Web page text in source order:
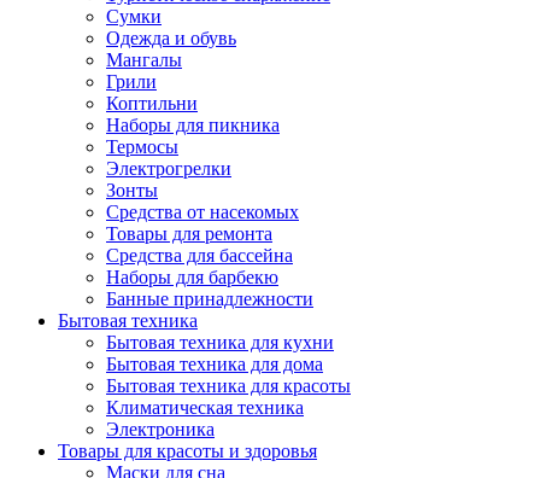
Сумки
Одежда и обувь
Мангалы
Грили
Коптильни
Наборы для пикника
Термосы
Электрогрелки
Зонты
Средства от насекомых
Товары для ремонта
Средства для бассейна
Наборы для барбекю
Банные принадлежности
Бытовая техника
Бытовая техника для кухни
Бытовая техника для дома
Бытовая техника для красоты
Климатическая техника
Электроника
Товары для красоты и здоровья
Маски для сна